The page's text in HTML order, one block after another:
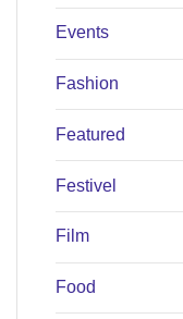
Events
Fashion
Featured
Festivel
Film
Food